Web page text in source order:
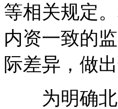
等相关规定
内资一致的
际差异，做
为明确北